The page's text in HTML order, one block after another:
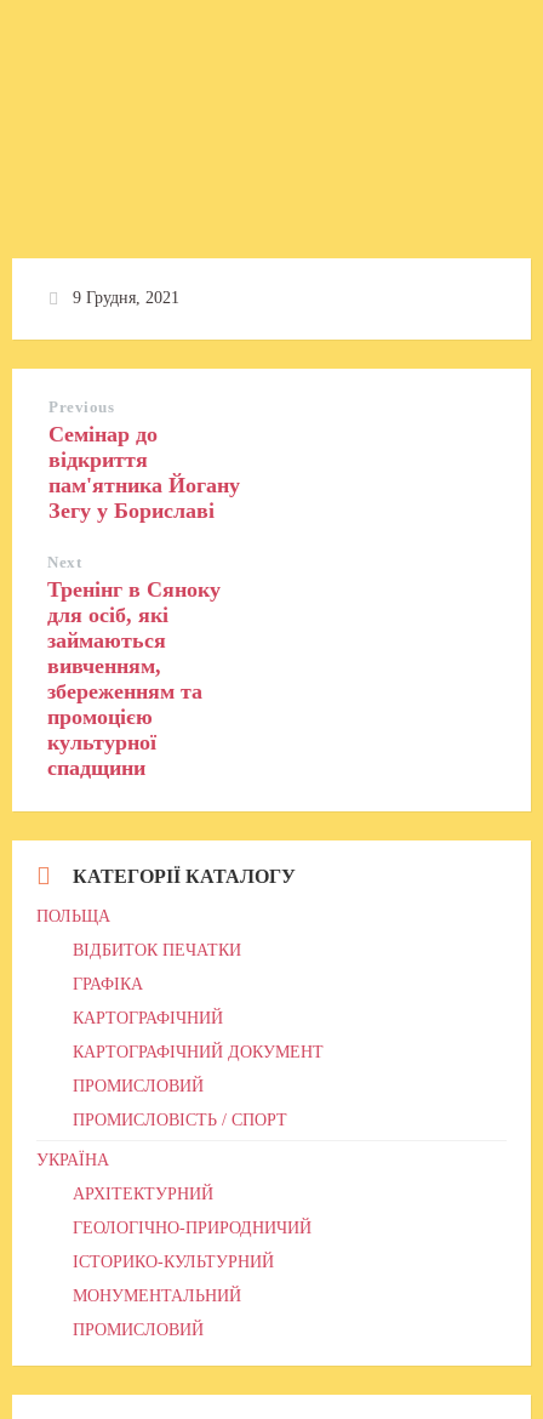
9 Грудня, 2021
Previous
Семінар до
відкриття
пам'ятника Йогану
Зегу у Бориславі
Next
Тренінг в Сяноку
для осіб, які
займаються
вивченням,
збереженням та
промоцією
культурної
спадщини
КАТЕГОРІЇ КАТАЛОГУ
ПОЛЬЩА
ВІДБИТОК ПЕЧАТКИ
ГРАФІКА
КАРТОГРАФІЧНИЙ
КАРТОГРАФІЧНИЙ ДОКУМЕНТ
ПРОМИСЛОВИЙ
ПРОМИСЛОВІСТЬ / СПОРТ
УКРАЇНА
АРХІТЕКТУРНИЙ
ГЕОЛОГІЧНО-ПРИРОДНИЧИЙ
ІСТОРИКО-КУЛЬТУРНИЙ
МОНУМЕНТАЛЬНИЙ
ПРОМИСЛОВИЙ